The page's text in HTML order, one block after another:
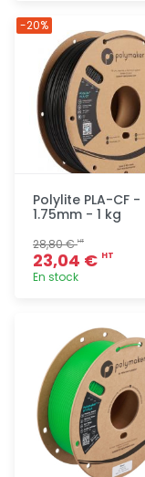
rapide
Polylite PLA-CF -
1.75mm - 1 kg
28,80 €HT
23,04 € HT
En stock
rapide
-20%